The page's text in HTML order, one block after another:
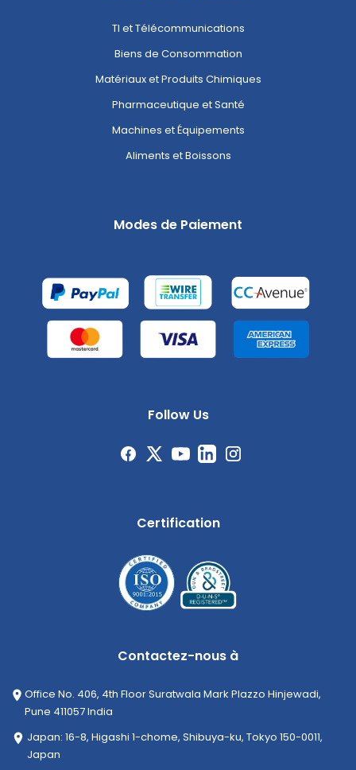
TI et Télécommunications
Biens de Consommation
Matériaux et Produits Chimiques
Pharmaceutique et Santé
Machines et Équipements
Aliments et Boissons
Modes de Paiement
Follow Us
Certification
Contactez-nous à
Office No. 406, 4th Floor Suratwala Mark Plazzo Hinjewadi,
Pune 411057 India
Japan: 16-8, Higashi 1-chome, Shibuya-ku, Tokyo 150-0011,
Japan